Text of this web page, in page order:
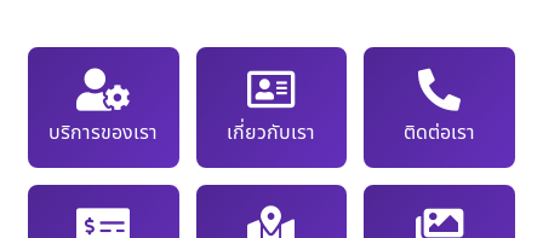
บริการของเรา เกี่ยวกับเรา ติดต่อเรา